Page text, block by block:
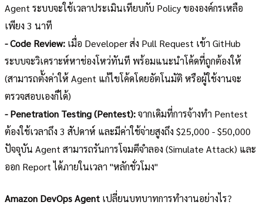
Agent ระบบจะใช้เวลาประเมินเทียบกับ Policy ขององค์กรเหลือ
เพียง 3 นาที
- Code Review: เมื่อ Developer ส่ง Pull Request เข้า GitHub
ระบบจะวิเคราะห์หาช่องโหว่ทันที พร้อมแนะนำโค้ดที่ถูกต้องให้
(สามารถตั้งค่าให้ Agent แก้ไขโค้ดโดยอัตโนมัติ หรือผู้ใช้งานจะ
ตรวจสอบเองก็ได้)
- Penetration Testing (Pentest):จากเดิมที่การจ้างทำ Pentest
ต้องใช้เวลาถึง 3 สัปดาห์ และมีค่าใช้จ่ายสูงถึง $25,000 - $50,000
ปัจจุบัน Agent สามารถรันการโจมตีจำลอง (Simulate Attack) และ
ออก Report ได้ภายในเวลา "หลักชั่วโมง"
Amazon DevOps Agent เปลี่ยนบทบาทการทำงานอย่างไร?